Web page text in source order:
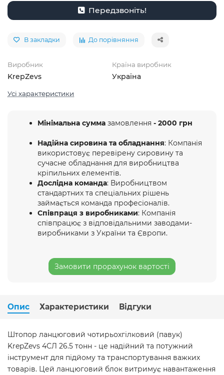
Передзвоніть!
В закладки До порівняння
Виробник
KrepZevs
Країна виробник
Україна
Усі характеристики
Мінімальна сумма замовлення - 2000 грн
Надійна сировина та обладнання: Компанія
використовує перевірену сировину та
сучасне обладнання для виробництва
кріпильних елементів.
Дослідна команда: Виробництвом
стандартних та спеціальних рішень
займається команда професіоналів.
Співпраця з виробниками: Компанія
співпрацює з відповідальними заводами-
виробниками з України та Європи.
Замовити прорахунок вартості
Опис Характеристики Відгуки
Штопор ланцюговий чотирьохгілковий (павук)
KrepZevs 4СЛ 26.5 тонн - це надійний та потужний
інструмент для підйому та транспортування важких
товарів. Цей ланцюговий блок витримує навантаження